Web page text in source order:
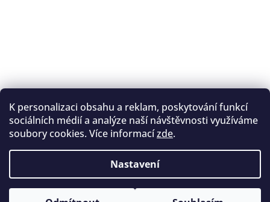
K personalizaci obsahu a reklam, poskytování funkcí
sociálních médií a analýze naší návštěvnosti využíváme
soubory cookies. Více informacízde.
Nastavení
Sledovat na Instagramu
Registrace na lukostřelbu
I. Královský lukostřelecký klub
Český lukostřelecký svaz